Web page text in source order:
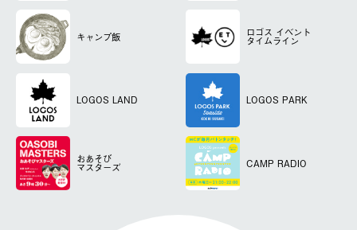
キャンプ飯 ロゴス イベント
タイムライン
LOGOS LAND LOGOS PARK
おあそび
マスターズ CAMP RADIO